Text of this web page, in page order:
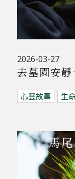
2026-03-27
去墓園安靜
心靈故事 生